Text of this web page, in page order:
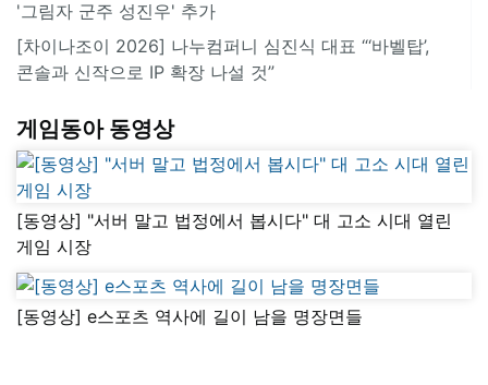
'그림자 군주 성진우' 추가
[차이나조이 2026] 나누컴퍼니 심진식 대표 “‘바벨탑’,
콘솔과 신작으로 IP 확장 나설 것”
게임동아 동영상
[동영상] "서버 말고 법정에서 봅시다" 대 고소 시대 열린
게임 시장
[동영상] e스포츠 역사에 길이 남을 명장면들